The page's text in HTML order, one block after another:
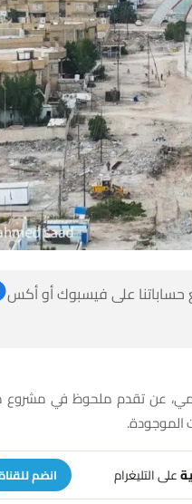
حساباتنا على فيسبوك أو أكس
عن تقدم ملحوظ في
الموجودة.
على التليغرام انضم